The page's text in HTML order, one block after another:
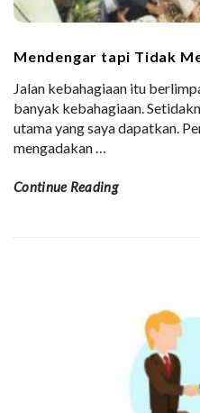
Mendengar tapi Tidak
Jalan kebahagiaan itu
banyak kebahagiaan.
utama yang saya dapatkan.
mengadakan…
Continue Reading